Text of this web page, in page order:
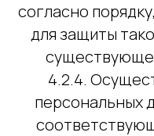
согласно
для защиты
4.2.4.
персональных